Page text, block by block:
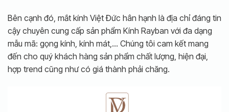
Bên cạnh đó, mắt kính Việt Đức hân hạnh là địa chỉ đáng tin
cậy chuyên cung cấp sản phẩm Kính Rayban với đa dạng
mẫu mã: gọng kính, kính mát,… Chúng tôi cam kết mang
đến cho quý khách hàng sản phẩm chất lượng, hiện đại,
hợp trend cũng như có giá thành phải chăng.